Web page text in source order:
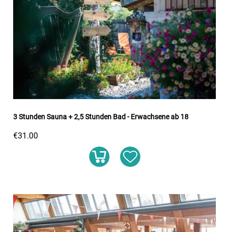
3 Stunden Sauna + 2,5 Stunden Bad - Erwachsene ab 18
€31.00